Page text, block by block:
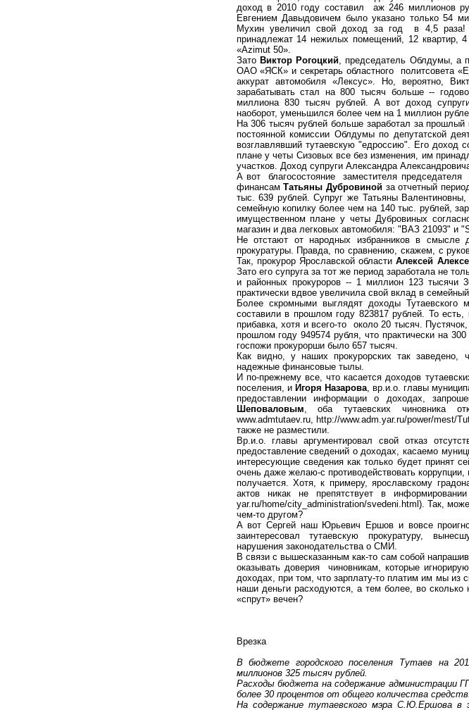
доход в 2010 году составил аж 246 миллионов
Евгением Давыдовичем было указано только 54
Мухин увеличил свой доход за год в 4,5 раза!
принадлежат 14 нежилых помещений, 12 квартир,
«Azimut 50».
Зато Виктор Рогоцкий, председатель Облдумы, а
ОАО «ЯСК» и секретарь областного политсовета
аккурат автомобиля «Лексус». Но, вероятно,
зарабатывать стал на 800 тысяч больше --
миллиона 830 тысяч рублей. А вот доход
наоборот, уменьшился более чем на 1 миллион
На 306 тысяч рублей больше заработал за прошлый
постоянной комиссии Облдумы по депутатской
возглавлявший тутаевскую "едроссию". Его
плане у четы Сизовых все без изменения, им
участков. Доход супруги Александра
А вот благосостояние заместителя
финансамТатьяны Дубровинойза отчетный
тыс. 639 рублей. Супруг же Татьяны
семейную копилку более чем на 140 тыс. рублей,
имущественном плане у четы Дубровиных
магазин и два легковых автомобиля: "ВАЗ 21093" и
Не отстают от народных избранников в
прокуратуры. Правда, по сравнению, скажем, с
Так, прокурор Ярославской областиАлексей
Зато его супруга за тот же период заработала не
и районных прокуроров -- 1 миллион 123 тысячи
практически вдвое увеличила свой вклад в
Более скромными выглядят доходы Тутаевского
составили в прошлом году 823817 рублей. То есть,
прибавка, хотя и всего-то около 20 тысяч.
прошлом году 949574 рубля, что практически на
госпожи прокурорши было 657 тысяч.
Как видно, у наших прокурорских так заведено,
надежные финансовые тылы.
И по-прежнему все, что касается доходов
поселения, и Игоря Назарова, вр.и.о. главы
предоставлении информации о доходах,
Шеповаловым, оба тутаевских чиновника
www.admtutaev.ru, http://www.adm.yar.ru/power/
также не разместили.
Вр.и.о. главы аргументировал свой отказ
предоставление сведений о доходах, касаемо
интересующие сведения как только будет принят
очень даже желаю-с противодействовать
получается. Хотя, к примеру, ярославскому
актов никак не препятствует в
yar.ru/home/city_administration/svedeni.html). Так,
чем-то другом?
А вот Сергей наш Юрьевич Ершов и вовсе
заинтересовал тутаевскую прокуратуру,
нарушения законодательства о СМИ.
В связи с вышесказанным как-то сам собой
оказывать доверия чиновникам, которые
доходах, при том, что зарплату-то платим им мы из
наши деньги расходуются, а тем более, во сколько
«спрут» вечен?
Врезка
В бюджете городского поселения Тутаев на
миллионов 325 тысяч рублей.
Расходы бюджета на содержание администрации
более 30 процентов от общего количества средств.
На содержание тутаевского мэра С.Ю.Ершова в